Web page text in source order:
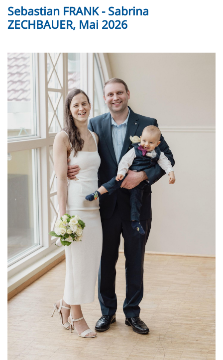
Sebastian FRANK - Sabrina
ZECHBAUER, Mai 2026